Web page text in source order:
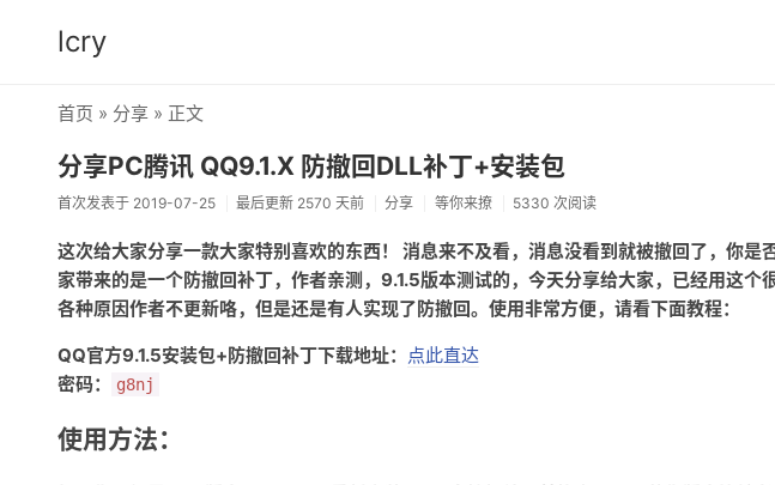
lcry
首页 » 分享 » 正文
分享PC腾讯 QQ9.1.X 防撤回DLL补丁+安装包
首次发表于 2019-07-25 最后更新 2570 天前 分享 等你来撩 5330 次阅读
这次给大家分享一款大家特别喜欢的东西！ 消息来不及看，消息没看到就被撤回了，你是
家带来的是一个防撤回补丁，作者亲测，9.1.5版本测试的，今天分享给大家，已经用这
各种原因作者不更新咯，但是还是有人实现了防撤回。使用非常方便，请看下面教程：
QQ官方9.1.5安装包+防撤回补丁下载地址：
点此直达
密码：
g8nj
使用方法：